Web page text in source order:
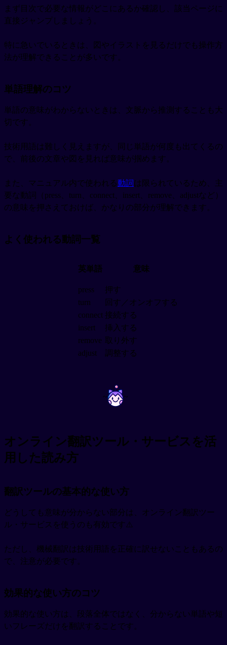
まず目次で必要な情報がどこにあるか確認し、該当ページに
直接ジャンプしましょう。
特に急いでいるときは、図やイラストを見るだけでも操作方
法が理解できることが多いです。
単語理解のコツ
単語の意味がわからないときは、文脈から推測することも大
切です。
技術用語は難しく見えますが、同じ単語が何度も出てくるの
で、前後の文章や図を見れば意味が掴めます。
また、マニュアル内で使われる動詞は限られているため、主
要な動詞（press、turn、connect、insert、remove、adjustなど）
の意味を押さえておけば、かなりの部分が理解できます。
よく使われる動詞一覧
英単語 意味
press
押す
turn
回す／オンオフする
connect 接続する
insert
挿入する
remove 取り外す
adjust
調整する
~ ~
オンライン翻訳ツール・サービスを活
用した読み方
翻訳ツールの基本的な使い方
どうしても意味が分からない部分は、オンライン翻訳ツー
ル・サービスを使うのも有効です⚠️
ただし、機械翻訳は技術用語を正確に訳せないこともあるの
で、注意が必要です。
効果的な使い方のコツ
効果的な使い方は、段落全体ではなく、分からない単語や短
いフレーズだけを翻訳することです。